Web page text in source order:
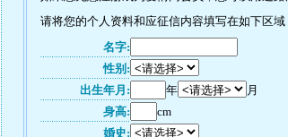
请将您的个人资料和应征信内容填写在如下区
名字:
性别:
出生年月:
年
月
身高:
cm
婚史: